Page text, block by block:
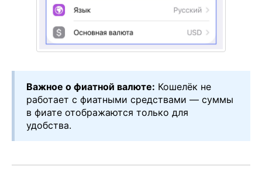
Важное о фиатной валюте: Кошелёк не
работает с фиатными средствами — суммы
в фиате отображаются только для
удобства.